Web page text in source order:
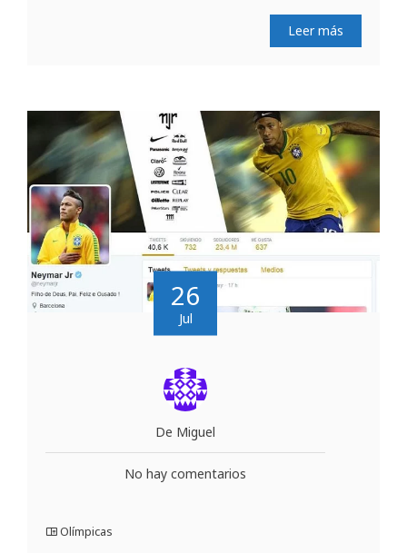
Leer más
26
Jul
De Miguel
No hay comentarios
Olímpicas